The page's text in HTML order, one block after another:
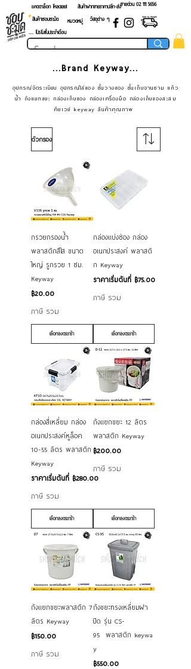
แคตตาล็อก โหลดเลย! สายด่วน 02 ​111 5656
สินค้าฝากขายราคาปลีก-ส่ง
สินค้าชอบชะมัด
หมวดหมู่
วัสดุต่าง ๆ
.... โปรโมชั่นประจำเดือน
...Brand Keyway...
อุปกรณ์จัดระเบียบ อุปกรณ์ใส่ของ ชั้นวางของ ชั้นเก็บจานชาม แก้ว
น้ำ ถังแยกขยะ กล่องเก็บของ กล่องเครื่องมือ กล่องเก็บของสะสม
คียเวย์ keyway สินค้าคุณภาพ
ตัวกรอง
กรวยกรองน้ำ
พลาสติกสีใส ขนาด
ใหญ่ รูกรวย 1 ซม.
Keyway
ราคา
฿20.00
ภาษี รวม
เลือกลงตระกร้า
กล่องแบ่งช่อง กล่อง
อเนกประสงค์ พลาสติ
ก Keyway
ราคาเริ่มต้นที่ ฿75.00
ราคาขายลด
ภาษี รวม
เลือกลงตระกร้า
กล่องสี่เหลี่ยม กล่อง
อเนกประสงค์หูล็อค
10-55 ลิตร พลาสติก
Keyway
ราคาเริ่มต้นที่ ฿280.00
ราคาขายลด
ภาษี รวม
เลือกลงตระกร้า
ถังแยกขยะ 12 ลิตร
พลาสติก Keyway
ราคา
฿200.00
ภาษี รวม
เลือกลงตระกร้า
ถังแยกขยะพลาสติก 7
ลิตร Keyway
ราคา
฿150.00
ภาษี รวม
ถังขยะทรงเหลี่ยมฝา
ปิด รุ่น CS-
95 พลาสติก keywa
y
ราคา
฿550.00